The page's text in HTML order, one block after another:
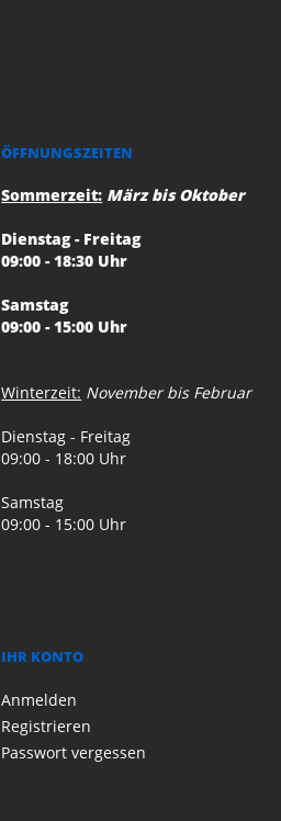
ÖFFNUNGSZEITEN
Sommerzeit: März bis Oktober
Dienstag - Freitag
09:00 - 18:30 Uhr
Samstag
09:00 - 15:00 Uhr
Winterzeit: November bis Februar
Dienstag - Freitag
09:00 - 18:00 Uhr
Samstag
09:00 - 15:00 Uhr
IHR KONTO
Anmelden
Registrieren
Passwort vergessen